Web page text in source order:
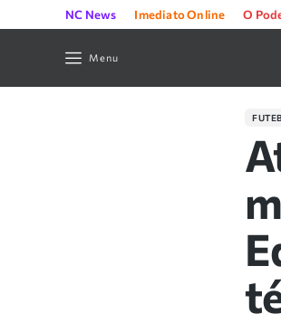
NC News Imediato Online O
Menu